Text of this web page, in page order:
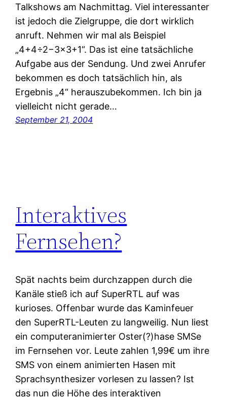
Talkshows am Nachmittag. Viel interessanter
ist jedoch die Zielgruppe, die dort wirklich
anruft. Nehmen wir mal als Beispiel
„4+4÷2−3×3+1“. Das ist eine tatsächliche
Aufgabe aus der Sendung. Und zwei Anrufer
bekommen es doch tatsächlich hin, als
Ergebnis „4“ herauszubekommen. Ich bin ja
vielleicht nicht gerade…
September 21, 2004
Interaktives
Fernsehen?
Spät nachts beim durchzappen durch die
Kanäle stieß ich auf SuperRTL auf was
kurioses. Offenbar wurde das Kaminfeuer
den SuperRTL-Leuten zu langweilig. Nun liest
ein computeranimierter Oster(?)hase SMSe
im Fernsehen vor. Leute zahlen 1,99€ um ihre
SMS von einem animierten Hasen mit
Sprachsynthesizer vorlesen zu lassen? Ist
das nun die Höhe des interaktiven